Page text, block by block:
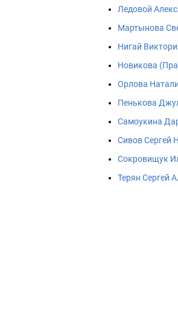
Ледовой
Мартынова
Нигай
Новикова
Орлова
Пенькова
Самоукина
Сивов Сергей
Сокровищук
Терян Сергей